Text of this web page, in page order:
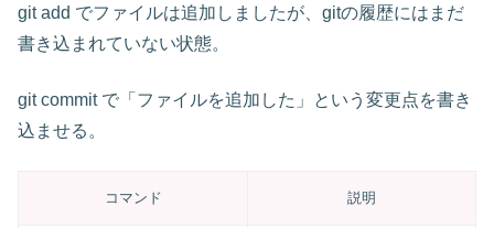
git add でファイルは追加しましたが、gitの履歴にはまだ
書き込まれていない状態。
git commit で「ファイルを追加した」という変更点を書き
込ませる。
コマンド 説明